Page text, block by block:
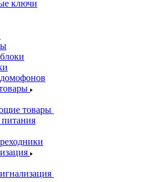
ключи
товары